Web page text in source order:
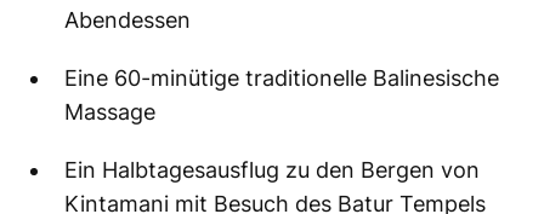
Abendessen
Eine 60-minütige traditionelle Balinesische
Massage
Ein Halbtagesausflug zu den Bergen von
Kintamani mit Besuch des Batur Tempels